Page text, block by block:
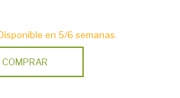
en 5/6 semanas.
COMPRAR